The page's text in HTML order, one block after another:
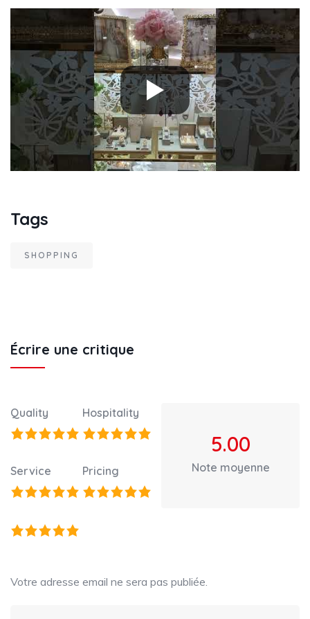
Tags
SHOPPING
Écrire une critique
Quality Hospitality
Service Pricing
5.00
Note moyenne
Votre adresse email ne sera pas publiée.